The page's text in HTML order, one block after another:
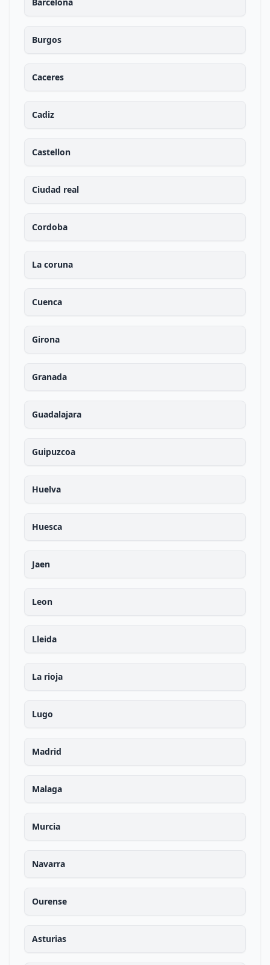
Burgos
Caceres
Cadiz
Castellon
Ciudad real
Cordoba
La coruna
Cuenca
Girona
Granada
Guadalajara
Guipuzcoa
Huelva
Huesca
Jaen
Leon
Lleida
La rioja
Lugo
Madrid
Malaga
Murcia
Navarra
Ourense
Asturias